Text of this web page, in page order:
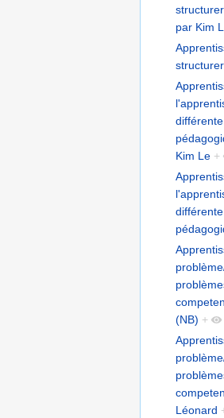
par Kim
Kim Le +
(NB) +
Léonard